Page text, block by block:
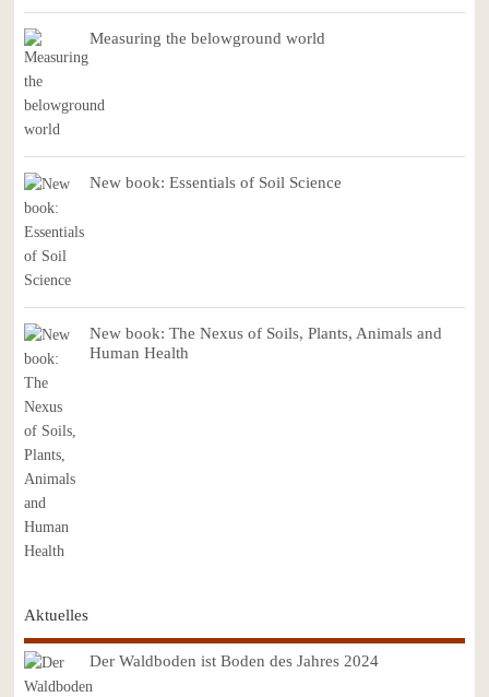
Measuring the belowground world
New book: Essentials of Soil Science
New book: The Nexus of Soils, Plants, Animals and
Human Health
Aktuelles
Der Waldboden ist Boden des Jahres 2024